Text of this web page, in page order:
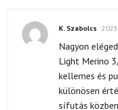
K. Szabolcs
Nagyon
Light Merino
kellemes és
különösen
sífutás